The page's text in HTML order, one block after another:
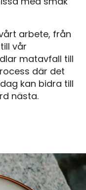
arbete, från
vår
matavfall till
där det
kan bidra till
nästa.